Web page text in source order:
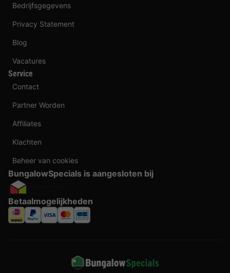
Bedrijfsgegevens
Privacy Statement
Blog
Vacatures
Service
Contact
Partner Worden
Affiliates
Klachten
Beheer van cookies
BungalowSpecials is aangesloten bij
Betaalmogelijkheden